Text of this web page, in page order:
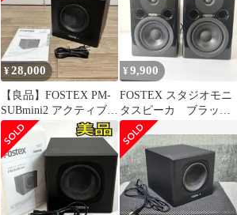
¥28,000
【良品】FOSTEX PM-
SUBmini2 アクティブ・
サブウーハー
¥ 9,900
FOSTEX スタジオモニ
タスピーカ ブラッ
ク ペア 小型プロフ
ェッショナルモニタ